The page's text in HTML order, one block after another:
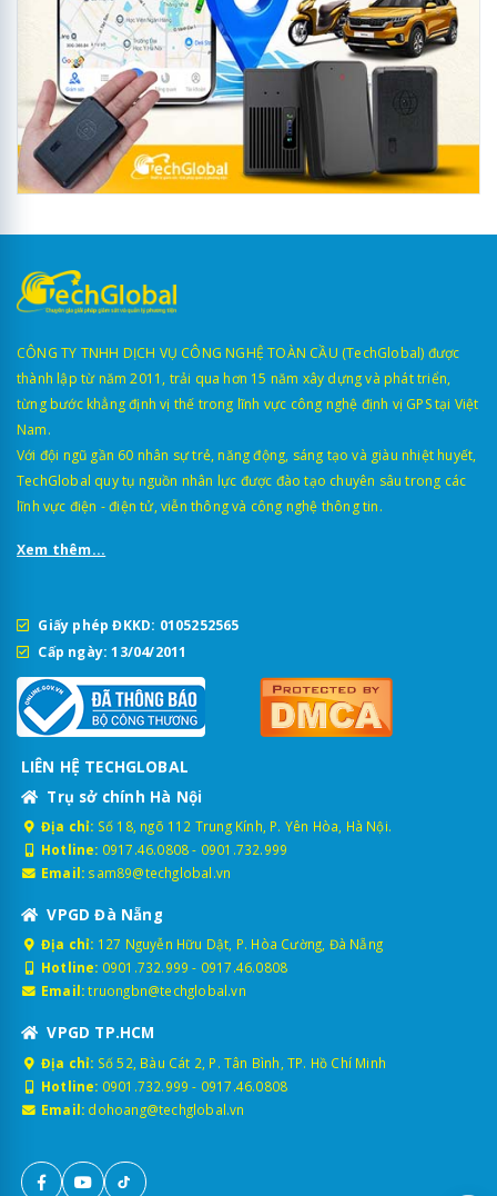
CÔNG TY TNHH DỊCH VỤ CÔNG NGHỆ TOÀN CẦU (TechGlobal) được
thành lập từ năm 2011, trải qua hơn 15 năm xây dựng và phát triển,
từng bước khẳng định vị thế trong lĩnh vực công nghệ định vị GPS tại Việt
Nam.
Với đội ngũ gần 60 nhân sự trẻ, năng động, sáng tạo và giàu nhiệt huyết,
TechGlobal quy tụ nguồn nhân lực được đào tạo chuyên sâu trong các
lĩnh vực điện - điện tử, viễn thông và công nghệ thông tin.
Xem thêm...
Giấy phép ĐKKD: 0105252565
Cấp ngày: 13/04/2011
LIÊN HỆ TECHGLOBAL
Trụ sở chính Hà Nội
Địa chỉ: Số 18, ngõ 112 Trung Kính, P. Yên Hòa, Hà Nội.
Hotline: 0917.46.0808- 0901.732.999
Email: sam89@techglobal.vn
VPGD Đà Nẵng
Địa chỉ: 127 Nguyễn Hữu Dật, P. Hòa Cường, Đà Nẵng
Hotline: 0901.732.999 - 0917.46.0808
Email: truongbn@techglobal.vn
VPGD TP.HCM
Địa chỉ: Số 52, Bàu Cát 2, P. Tân Bình, TP. Hồ Chí Minh
Hotline: 0901.732.999 - 0917.46.0808
Email: dohoang@techglobal.vn